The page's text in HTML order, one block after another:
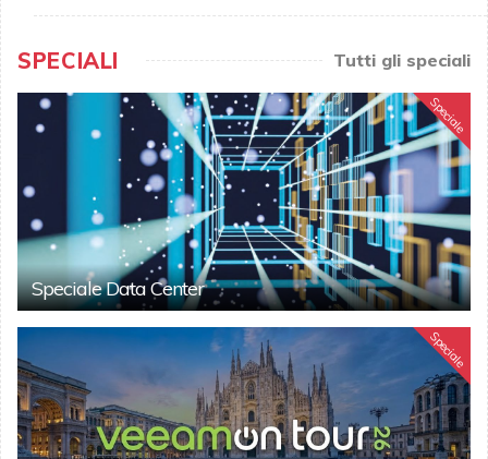
SPECIALI Tutti gli speciali
Speciale
Speciale Data Center
Speciale